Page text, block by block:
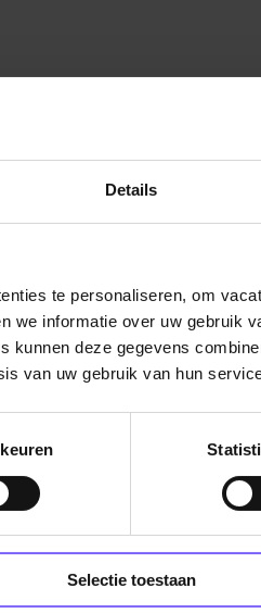
Details
te personaliseren, om
we informatie over uw gebruik
kunnen deze gegevens
van uw gebruik van hun
Selectie toestaan
Vacatures
je
Job Alert instellen